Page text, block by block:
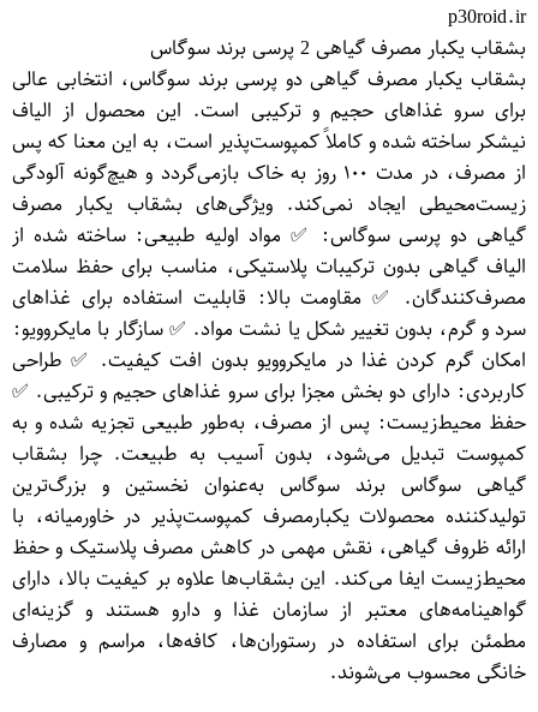
p30roid.ir
بشقاب یکبار مصرف گیاهی 2 پرسی برند سوگاس
بشقاب یکبار مصرف گیاهی دو پرسی برند سوگاس، انتخابی عالی
برای سرو غذاهای حجیم و ترکیبی است. این محصول از الیاف
نیشکر ساخته شده و کاملاً کمپوست‌پذیر است، به این معنا که پس
از مصرف، در مدت ۱۰۰ روز به خاک بازمی‌گردد و هیچ‌گونه آلودگی
زیست‌محیطی ایجاد نمی‌کند. ویژگی‌های بشقاب یکبار مصرف
گیاهی دو پرسی سوگاس: ✅ مواد اولیه طبیعی: ساخته شده از
الیاف گیاهی بدون ترکیبات پلاستیکی، مناسب برای حفظ سلامت
مصرف‌کنندگان. ✅ مقاومت بالا: قابلیت استفاده برای غذاهای
سرد و گرم، بدون تغییر شکل یا نشت مواد. ✅ سازگار با مایکروویو:
امکان گرم کردن غذا در مایکروویو بدون افت کیفیت. ✅ طراحی
کاربردی: دارای دو بخش مجزا برای سرو غذاهای حجیم و ترکیبی. ✅
حفظ محیط‌زیست: پس از مصرف، به‌طور طبیعی تجزیه شده و به
کمپوست تبدیل می‌شود، بدون آسیب به طبیعت. چرا بشقاب
گیاهی سوگاس برند سوگاس به‌عنوان نخستین و بزرگ‌ترین
تولیدکننده محصولات یکبارمصرف کمپوست‌پذیر در خاورمیانه، با
ارائه ظروف گیاهی، نقش مهمی در کاهش مصرف پلاستیک و حفظ
محیط‌زیست ایفا می‌کند. این بشقاب‌ها علاوه بر کیفیت بالا، دارای
گواهینامه‌های معتبر از سازمان غذا و دارو هستند و گزینه‌ای
مطمئن برای استفاده در رستوران‌ها، کافه‌ها، مراسم و مصارف
خانگی محسوب می‌شوند.